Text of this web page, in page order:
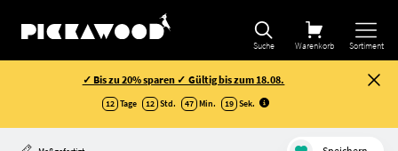
Suche Warenkorb Sortiment
✓ Bis zu 20% sparen ✓ Gültig bis zum 18.08.
12 Tage 12 Std. 47 Min. 18 Sek.